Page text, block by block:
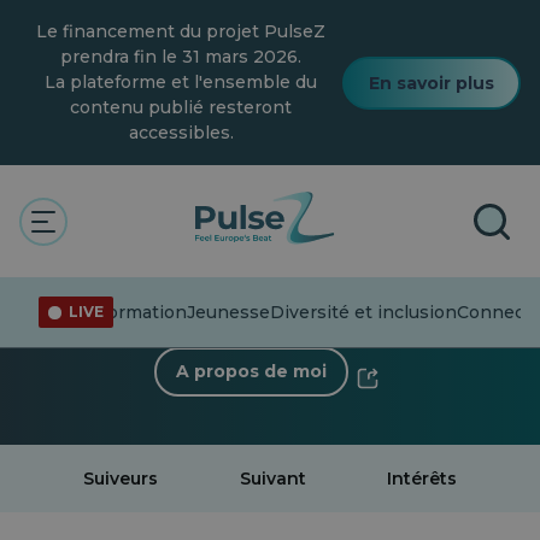
content
Le financement du projet PulseZ
prendra fin le 31 mars 2026.
La plateforme et l'ensemble du
contenu publié resteront
accessibles.
En savoir plus
LIVE
DésinformationJeunesseDiversité et inclusion
< Retour au profil
A propos de moi
Suiveurs Suivant Intérêts